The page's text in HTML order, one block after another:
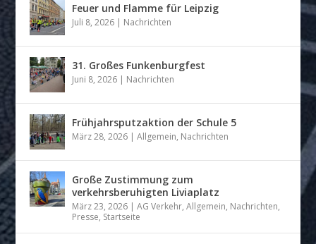
Feuer und Flamme für Leipzig
Juli 8, 2026 | Nachrichten
31. Großes Funkenburgfest
Juni 8, 2026 | Nachrichten
Frühjahrsputzaktion der Schule 5
März 28, 2026 |Allgemein, Nachrichten
Große Zustimmung zum
verkehrsberuhigten Liviaplatz
März 23, 2026 |AG Verkehr,Allgemein, Nachrichten,
Presse, Startseite